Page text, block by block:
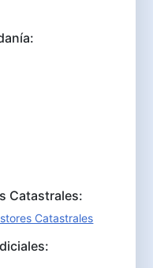
Catastrales:
Catastrales